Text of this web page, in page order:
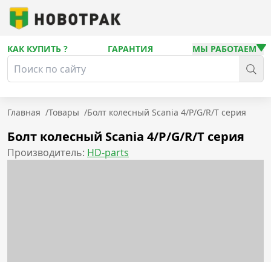
КАК КУПИТЬ ? ГАРАНТИЯ МЫ РАБОТАЕМ
Главная /Товары /Болт колесный Scania 4/P/G/R/T серия
Болт колесный Scania 4/P/G/R/T серия
Производитель: HD-parts